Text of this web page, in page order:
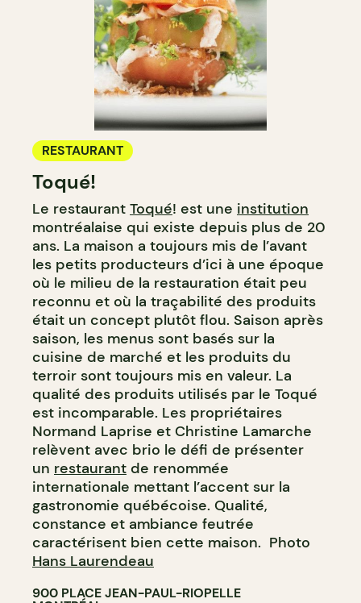
RESTAURANT
Toqué!
Le restaurant Toqué! est une institution
montréalaise qui existe depuis plus de 20
ans. La maison a toujours mis de l’avant
les petits producteurs d’ici à une époque
où le milieu de la restauration était peu
reconnu et où la traçabilité des produits
était un concept plutôt flou. Saison après
saison, les menus sont basés sur la
cuisine de marché et les produits du
terroir sont toujours mis en valeur. La
qualité des produits utilisés par le Toqué
est incomparable. Les propriétaires
Normand Laprise et Christine Lamarche
relèvent avec brio le défi de présenter
un restaurant de renommée
internationale mettant l’accent sur la
gastronomie québécoise. Qualité,
constance et ambiance feutrée
caractérisent bien cette maison. Photo
Hans Laurendeau
900 PLACE JEAN-PAUL-RIOPELLE